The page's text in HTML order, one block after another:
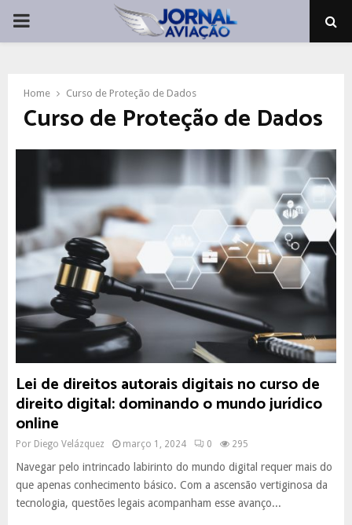
PRIMARY
Home Curso de Proteção de Dados
Curso de Proteção de Dados
Lei de direitos autorais digitais no curso de
direito digital: dominando o mundo jurídico
online
Por Diego Velázquez março 1, 2024 0 295
Navegar pelo intrincado labirinto do mundo digital requer mais do
que apenas conhecimento básico. Com a ascensão vertiginosa da
tecnologia, questões legais acompanham esse avanço...